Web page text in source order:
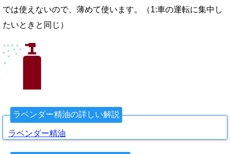
では使えないので、薄めて使います。（1:車の運転に集中し
たいときと同じ）
ラベンダー精油の詳しい解説
ラベンダー精油